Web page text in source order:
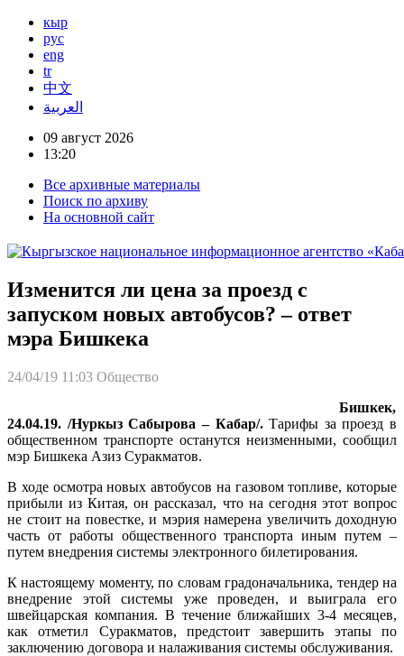
кыр
рус
eng
tr
中文
العربية
09 август 2026
13:20
Все архивные материалы
Поиск по архиву
На основной сайт
Изменится ли цена за проезд с
запуском новых автобусов? – ответ
мэра Бишкека
24/04/19 11:03 Общество
Бишкек,
24.04.19. /Нуркыз Сабырова – Кабар/.Тарифы за проезд в
общественном транспорте останутся неизменными, сообщил
мэр Бишкека Азиз Суракматов.
В ходе осмотра новых автобусов на газовом топливе, которые
прибыли из Китая, он рассказал, что на сегодня этот вопрос
не стоит на повестке, и мэрия намерена увеличить доходную
часть от работы общественного транспорта иным путем –
путем внедрения системы электронного билетирования.
К настоящему моменту, по словам градоначальника, тендер на
внедрение этой системы уже проведен, и выиграла его
швейцарская компания. В течение ближайших 3-4 месяцев,
как отметил Суракматов, предстоит завершить этапы по
заключению договора и налаживания системы обслуживания.